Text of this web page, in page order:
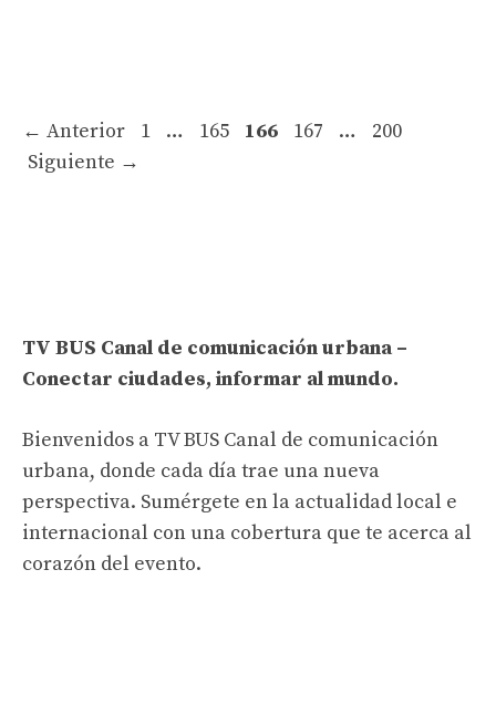
← Anterior Página
1 … Página
165 Página
166 Página
167 … Página
200
Siguiente →
TV BUS Canal de comunicación urbana –
Conectar ciudades, informar al mundo.
Bienvenidos a TV BUS Canal de comunicación
urbana, donde cada día trae una nueva
perspectiva. Sumérgete en la actualidad local e
internacional con una cobertura que te acerca al
corazón del evento.